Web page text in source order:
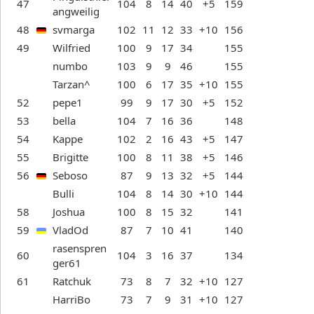
47
angweilig
104 8 14 40 +5
159
48
svmarga 102 11 12 33 +10 156
49
Wilfried 100 9 17 34
155
numbo
103 9 9 46
155
Tarzan^
100 6 17 35 +10 155
52
pepe1 99 9 17 30 +5
152
53
bella 104 7 16 36
148
54
Kappe 102 2 16 43 +5
147
55
Brigitte 100 8 11 38 +5
146
56
Seboso 87 9 13 32 +5
144
Bulli
104 8 14 30 +10 144
58
Joshua 100 8 15 32
141
59
VladOd 87 7 10 41
140
60
rasenspren
ger61
104 3 16 37
134
61
Ratchuk 73 8 7 32 +10 127
HarriBo
73 7 9 31 +10 127